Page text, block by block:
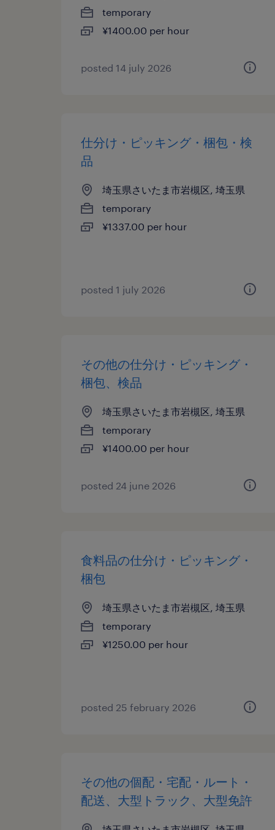
temporary
¥1400.00 per hour
posted 14 july 2026
仕分け・ピッキング・梱包・検
品
埼玉県さいたま市岩槻区, 埼玉県
temporary
¥1337.00 per hour
posted 1 july 2026
その他の仕分け・ピッキング・
梱包、検品
埼玉県さいたま市岩槻区, 埼玉県
temporary
¥1400.00 per hour
posted 24 june 2026
食料品の仕分け・ピッキング・
梱包
埼玉県さいたま市岩槻区, 埼玉県
temporary
¥1250.00 per hour
posted 25 february 2026
その他の個配・宅配・ルート・
配送、大型トラック、大型免許